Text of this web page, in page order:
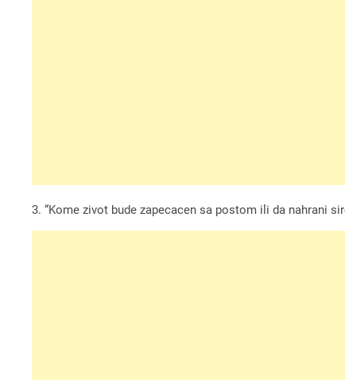
3. “Kome zivot bude zapecacen sa postom ili da nahrani